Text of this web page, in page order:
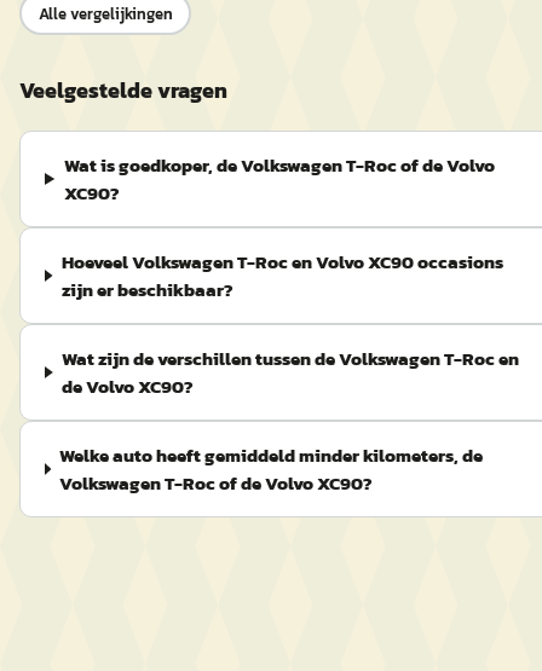
Alle vergelijkingen
Veelgestelde vragen
Wat is goedkoper, de Volkswagen T-Roc of de Volvo
XC90?
Hoeveel Volkswagen T-Roc en Volvo XC90 occasions
zijn er beschikbaar?
Wat zijn de verschillen tussen de Volkswagen T-Roc en
de Volvo XC90?
Welke auto heeft gemiddeld minder kilometers, de
Volkswagen T-Roc of de Volvo XC90?